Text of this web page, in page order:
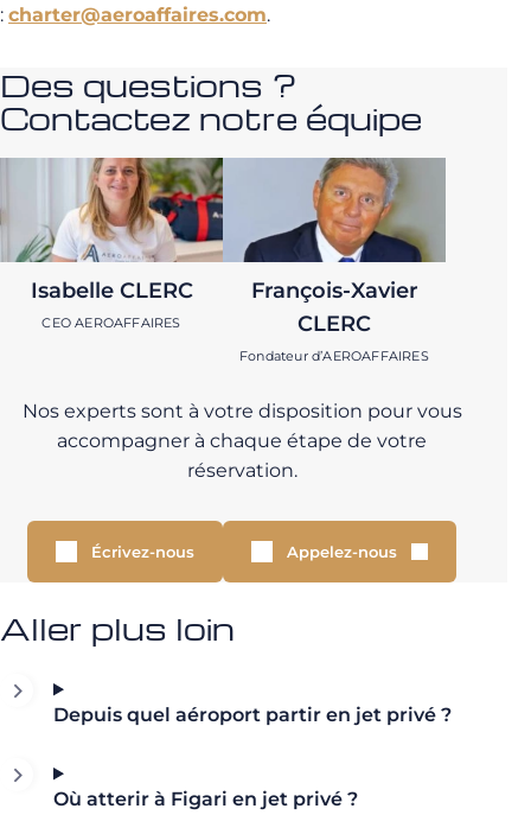
: charter@aeroaffaires.com.
Des questions ?
Contactez notre équipe
Isabelle CLERC
CEO AEROAFFAIRES
François-Xavier
CLERC
Fondateur d’AEROAFFAIRES
Nos experts sont à votre disposition pour vous
accompagner à chaque étape de votre
réservation.
Écrivez-nous Appelez-nous
Aller plus loin
Depuis quel aéroport partir en jet privé ?
Où atterir à Figari en jet privé ?